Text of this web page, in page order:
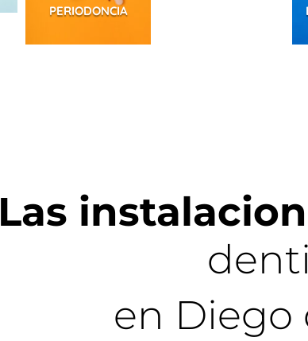
PERIODONCIA
Las
en Diego